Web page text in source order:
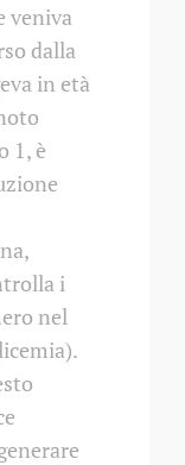
veniva
dalla
in età
1, è
i
nel